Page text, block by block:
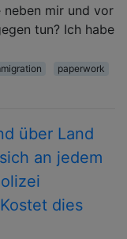
neben mir und vor
tun? Ich habe
paperwork
über Land
an jedem
dies